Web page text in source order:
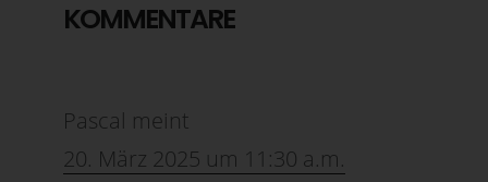
KOMMENTARE
Pascal meint
20. März 2025 um 11:30 a.m.